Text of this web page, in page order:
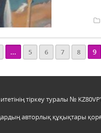
... 5 6 7 8 9
тіркеу туралы №
авторлық құқықтары